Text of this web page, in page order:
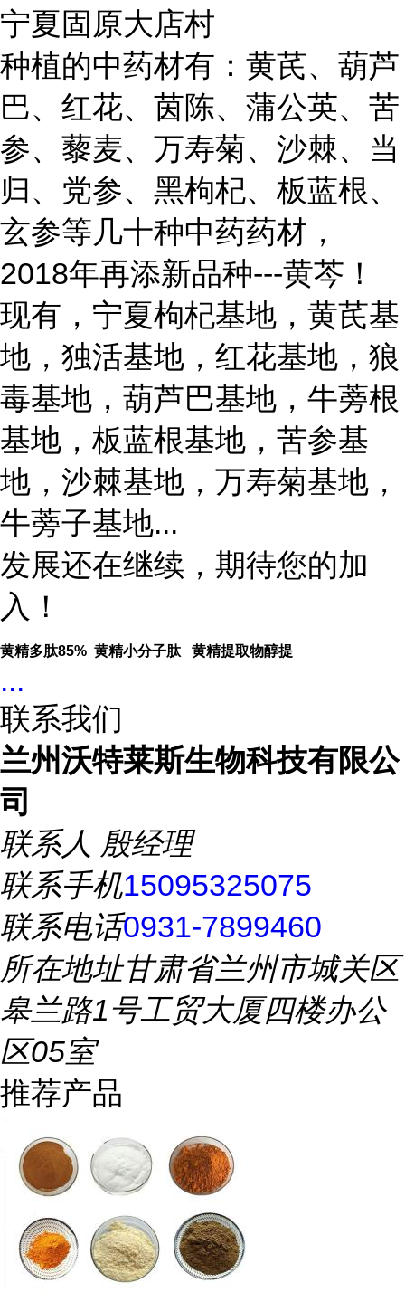
宁夏固原大店村
种植的中药材有：黄芪、葫芦
巴、红花、茵陈、蒲公英、苦
参、藜麦、万寿菊、沙棘、当
归、党参、黑枸杞、板蓝根、
玄参等几十种中药药材，
2018年再添新品种---黄芩！
现有，宁夏枸杞基地，黄芪基
地，独活基地，红花基地，狼
毒基地，葫芦巴基地，牛蒡根
基地，板蓝根基地，苦参基
地，沙棘基地，万寿菊基地，
牛蒡子基地...
发展还在继续，期待您的加
入！
黄精多肽85% 黄精小分子肽 黄精提取物醇提
...
联系我们
兰州沃特莱斯生物科技有限公
司
联系人 殷经理
联系手机15095325075
联系电话0931-7899460
所在地址甘肃省兰州市城关区
皋兰路1号工贸大厦四楼办公
区05室
推荐产品